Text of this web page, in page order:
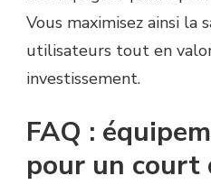
Vous maximisez ainsi la
utilisateurs tout en
investissement.
FAQ :
pour un court